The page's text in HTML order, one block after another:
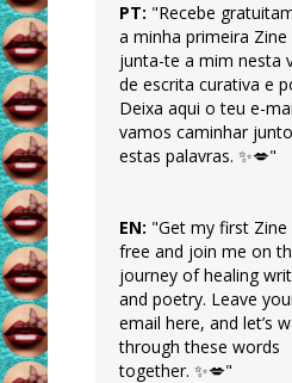
PT: "Recebe
a minha primeira Zine
junta-te a mim nesta
de escrita curativa e
Deixa aqui o teu e-
vamos caminhar
estas palavras. ✨💋"
EN: "Get my first
free and join me on
journey of healing
and poetry. Leave
email here, and let’s
through these words
together. ✨💋"